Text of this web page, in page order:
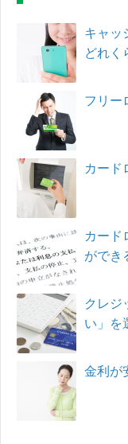
キャッ
どれく
フリー
カード
カード
ができ
クレジ
い」を
金利が